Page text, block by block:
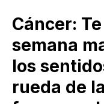
Cáncer:
semana
los
rueda de